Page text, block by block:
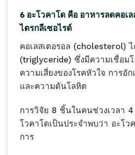
6 อะโวคาโด คือ อาหารลดคอเล
ไตรกลีเซอไรด์
คอเลสเตอรอล (cholesterol) ไ
(triglyceride) ซึ่งมีความเชื่อมโ
ความเสี่ยงของโรคหัวใจ การอัก
และความดันโลหิต
การวิจัย 8 ชิ้นในคนช่วงเวลา
โวคาโดเป็นประจำพบว่า อะโว
การ